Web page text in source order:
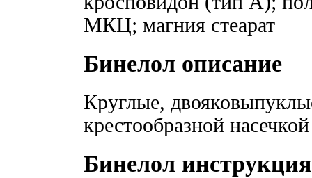
МКЦ; магния стеарат
Бинелол описание
Круглые,
крестообразной
Бинелол инструкция